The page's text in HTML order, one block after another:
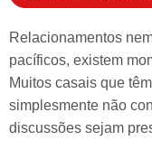
Relacionamentos
pacíficos, existem
Muitos casais que
simplesmente não
discussões sejam